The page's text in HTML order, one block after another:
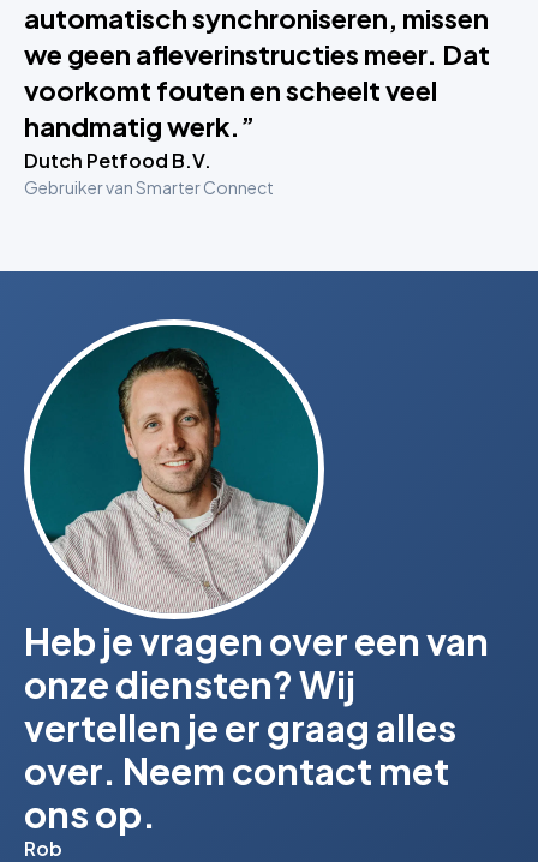
automatisch synchroniseren, missen
we geen afleverinstructies meer. Dat
voorkomt fouten en scheelt veel
handmatig werk.”
Dutch Petfood B.V.
Gebruiker van Smarter Connect
Heb je vragen over een van
onze diensten? Wij
vertellen je er graag alles
over. Neem contact met
ons op.
Rob